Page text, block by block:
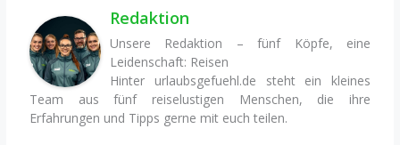
Redaktion
Unsere Redaktion – fünf Köpfe, eine
Leidenschaft: Reisen
Hinter urlaubsgefuehl.de steht ein kleines
Team aus fünf reiselustigen Menschen, die ihre
Erfahrungen und Tipps gerne mit euch teilen.